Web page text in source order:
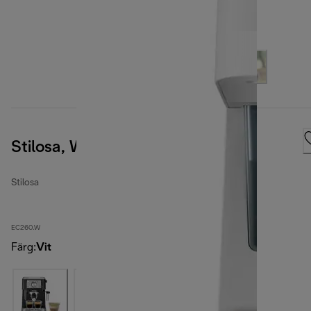
Stilosa, White
Stilosa
EC260.W
Färg:Vit